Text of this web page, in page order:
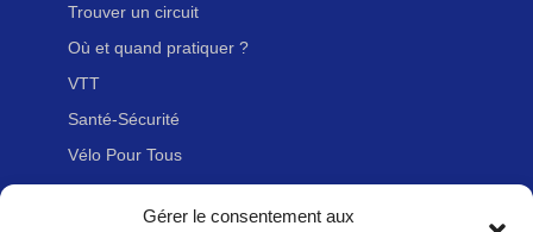
Gérer le consentement aux
Trouver un circuit
Où et quand pratiquer ?
VTT
Santé-Sécurité
Vélo Pour Tous